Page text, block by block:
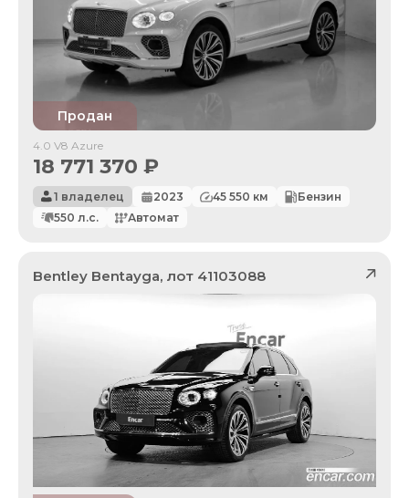
Продан
4.0 V8 Azure
18 771 370 ₽
1 владелец 2023 45 550 км
Бензин
550 л.с. Автомат
Bentley Bentayga, лот 41103088